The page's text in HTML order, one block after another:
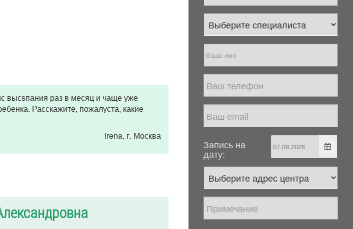
высsпания раз в месяц и чаще уже
Расскажите, пожалуста, какие
irena, г. Москва
Запись на
дату: